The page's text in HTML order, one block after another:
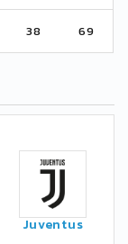
38 69
Juventus